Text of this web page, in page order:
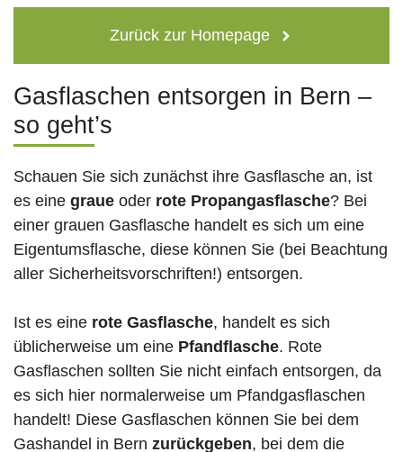
Zurück zur Homepage
Gasflaschen entsorgen in Bern –
so geht’s
Schauen Sie sich zunächst ihre Gasflasche an, ist
es eine graue oder rote Propangasflasche? Bei
einer grauen Gasflasche handelt es sich um eine
Eigentumsflasche, diese können Sie (bei Beachtung
aller Sicherheitsvorschriften!) entsorgen.
Ist es eine rote Gasflasche, handelt es sich
üblicherweise um eine Pfandflasche. Rote
Gasflaschen sollten Sie nicht einfach entsorgen, da
es sich hier normalerweise um Pfandgasflaschen
handelt! Diese Gasflaschen können Sie bei dem
Gashandel in Bern zurückgeben, bei dem die